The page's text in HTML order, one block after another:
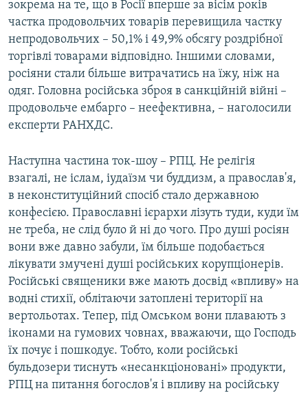
зокрема на те, що в Росії вперше за вісім років
частка продовольчих товарів перевищила частку
непродовольчих – 50,1% і 49,9% обсягу роздрібної
торгівлі товарами відповідно. Іншими словами,
росіяни стали більше витрачатись на їжу, ніж на
одяг. Головна російська зброя в санкційній війні –
продовольче ембарго – неефективна, – наголосили
експерти РАНХДС.
Наступна частина ток-шоу – РПЦ. Не релігія
взагалі, не іслам, іудаїзм чи буддизм, а православ'я,
в неконституційний спосіб стало державною
конфесією. Православні ієрархи лізуть туди, куди їм
не треба, не слід було й ні до чого. Про душі росіян
вони вже давно забули, їм більше подобається
лікувати змучені душі російських корупціонерів.
Російські священики вже мають досвід «впливу» на
водні стихії, облітаючи затоплені території на
вертольотах. Тепер, під Омськом вони плавають з
іконами на гумових човнах, вважаючи, що Господь
їх почує і пошкодує. Тобто, коли російські
бульдозери тиснуть «несанкціоновані» продукти,
РПЦ на питання богослов'я і впливу на російську